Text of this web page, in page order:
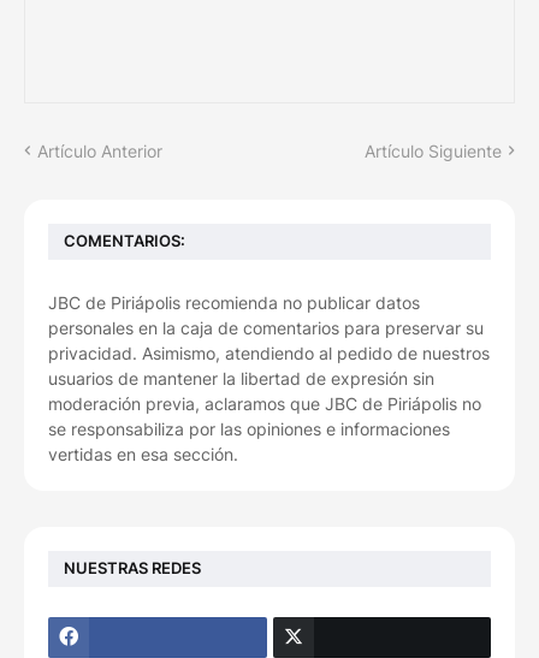
Artículo Anterior Artículo Siguiente
COMENTARIOS:
JBC de Piriápolis recomienda no publicar datos
personales en la caja de comentarios para preservar su
privacidad. Asimismo, atendiendo al pedido de nuestros
usuarios de mantener la libertad de expresión sin
moderación previa, aclaramos que JBC de Piriápolis no
se responsabiliza por las opiniones e informaciones
vertidas en esa sección.
NUESTRAS REDES